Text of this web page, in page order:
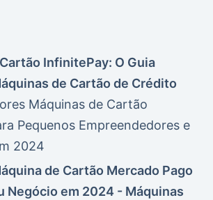
InfinitePay: O Guia
de Cartão de Crédito
Máquinas de Cartão
Pequenos Empreendedores e
2024
de Cartão Mercado Pago
Negócio em 2024 - Máquinas